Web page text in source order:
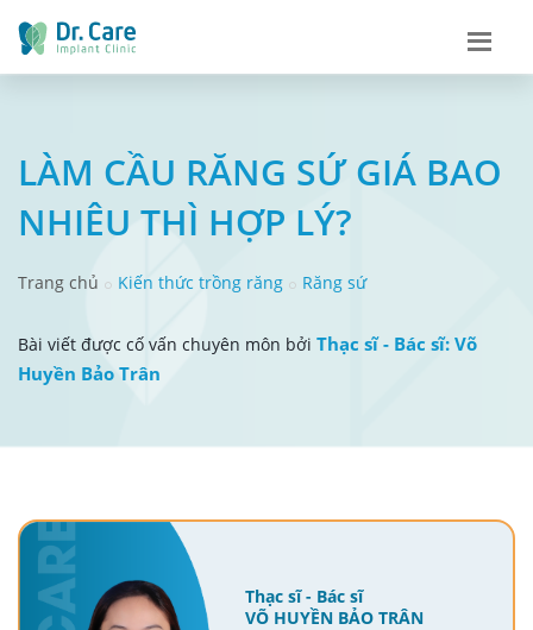
LÀM CẦU RĂNG SỨ GIÁ BAO
NHIÊU THÌ HỢP LÝ?
Trang chủ Kiến thức trồng răng Răng sứ
Bài viết được cố vấn chuyên môn bởi Thạc sĩ - Bác sĩ: Võ
Huyền Bảo Trân
Thạc sĩ - Bác sĩ
VÕ HUYỀN BẢO TRÂN